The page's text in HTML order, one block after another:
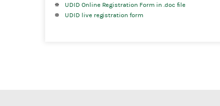
UDID Online Registration Form in .doc file
UDID live registration form